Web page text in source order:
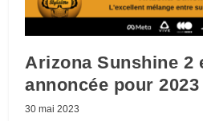
Arizona Sunshine 2
annoncée pour
30 mai 2023